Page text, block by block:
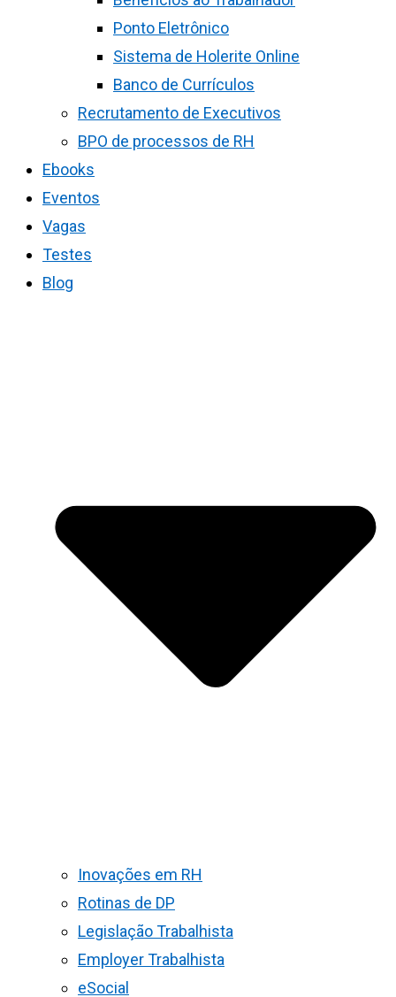
Ponto Eletrônico
Sistema de Holerite Online
Banco de Currículos
Recrutamento de Executivos
BPO de processos de RH
Ebooks
Eventos
Vagas
Testes
Blog
Inovações em RH
Rotinas de DP
Legislação Trabalhista
Employer Trabalhista
eSocial